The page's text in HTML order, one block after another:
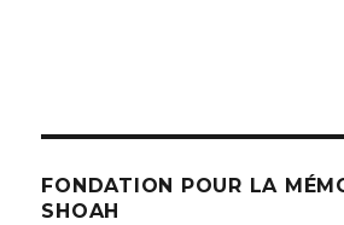
FONDATION POUR LA
SHOAH